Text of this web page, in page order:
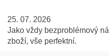
25. 07. 2026
Jako vždy bezproblémový
zboží, vše perfektní.